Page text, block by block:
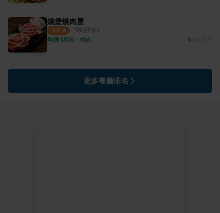
燒堡燒肉屋
3.0 （ 9則評論）
均消 $500 ・ 燒肉 371公尺
更多餐廳排名